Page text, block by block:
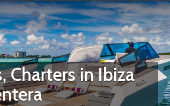
Charters in Ibiza